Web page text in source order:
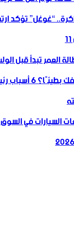
“غوغل” تؤكد
العمر تبدأ قبل
السيارات في